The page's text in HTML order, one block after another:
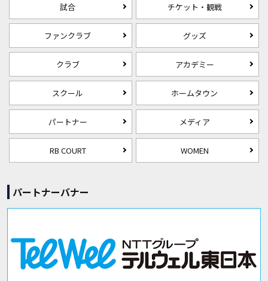
試合 チケット・観戦
ファンクラブ グッズ
クラブ アカデミー
スクール ホームタウン
パートナー メディア
RB COURT WOMEN
パートナーバナー